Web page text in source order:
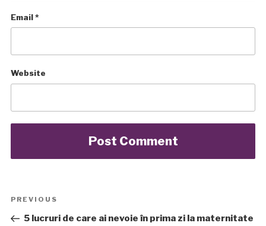
Email*
Website
Post
Previous
PREVIOUS
5 lucruri de care ai nevoie în prima zi la maternitate